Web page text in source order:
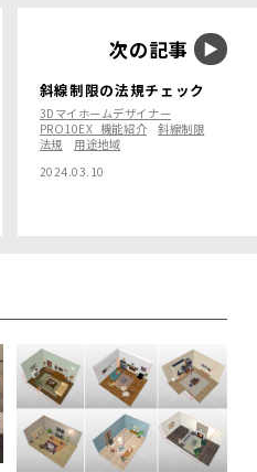
次の記事
斜線制限の法規チェック
3Dマイホームデザイナー
PRO10EX_機能紹介
斜線制限
法規
用途地域
2024.03.10